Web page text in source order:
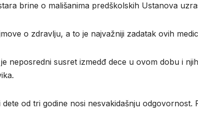
brine o mališanima predškolskih Ustanova
o zdravlju, a to je najvažniji zadatak ovih
neposredni susret izmedđ dece u ovom dobu i
od tri godine nosi nesvakidašnju